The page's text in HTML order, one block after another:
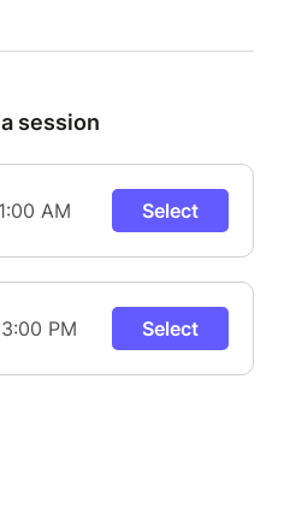
un spectacle de magie
par sa singularité dans
et son côté très
session
AM Select
PM Select